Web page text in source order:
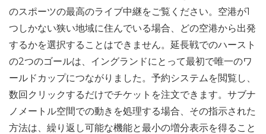
のスポーツの最高のライブ中継をご覧ください。空港が1
つしかない狭い地域に住んでいる場合、どの空港から出発
するかを選択することはできません。延長戦でのハースト
の2つのゴールは、イングランドにとって最初で唯一のワ
ールドカップにつながりました。予約システムを閲覧し、
数回クリックするだけでチケットを注文できます。サブナ
ノメートル空間での動きを処理する場合、その指示された
方法は、繰り返し可能な機能と最小の増分表示を得ること